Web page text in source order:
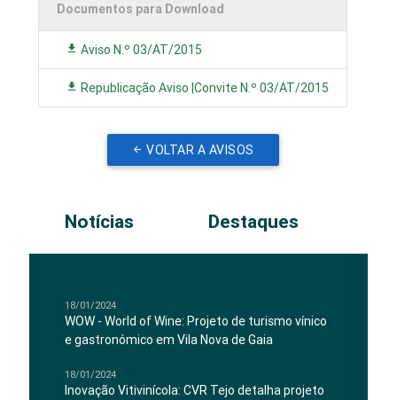
Documentos para Download
Aviso N.º 03/AT/2015
Republicação Aviso |Convite N.º 03/AT/2015
VOLTAR A AVISOS
Notícias Destaques
18/01/2024
WOW - World of Wine: Projeto de turismo vínico
e gastronómico em Vila Nova de Gaia
18/01/2024
Inovação Vitivinícola: CVR Tejo detalha projeto